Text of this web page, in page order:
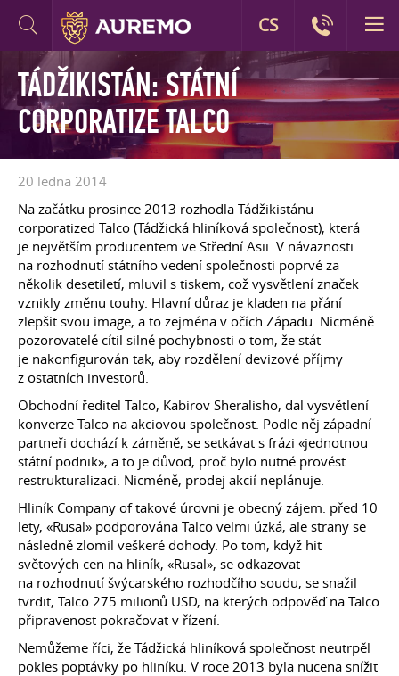
TÁDŽIKISTÁN: STÁTNÍ
CORPORATIZE TALCO
20 ledna 2014
Na začátku prosince 2013 rozhodla Tádžikistánu
corporatized Talco (Tádžická hliníková společnost), která
je největším producentem ve Střední Asii. V návaznosti
na rozhodnutí státního vedení společnosti poprvé za
několik desetiletí, mluvil s tiskem, což vysvětlení značek
vznikly změnu touhy. Hlavní důraz je kladen na přání
zlepšit svou image, a to zejména v očích Západu. Nicméně
pozorovatelé cítil silné pochybnosti o tom, že stát
je nakonfigurován tak, aby rozdělení devizové příjmy
z ostatních investorů.
Obchodní ředitel Talco, Kabirov Sheralisho, dal vysvětlení
konverze Talco na akciovou společnost. Podle něj západní
partneři dochází k záměně, se setkávat s frázi «jednotnou
státní podnik», a to je důvod, proč bylo nutné provést
restrukturalizaci. Nicméně, prodej akcií neplánuje.
Hliník Company of takové úrovni je obecný zájem: před 10
lety, «Rusal» podporována Talco velmi úzká, ale strany se
následně zlomil veškeré dohody. Po tom, když hit
světových cen na hliník, «Rusal», se odkazovat
na rozhodnutí švýcarského rozhodčího soudu, se snažil
tvrdit, Talco 275 milionů USD, na kterých odpověď na Talco
připravenost pokračovat v řízení.
Nemůžeme říci, že Tádžická hliníková společnost neutrpěl
pokles poptávky po hliníku. V roce 2013 byla nucena snížit
CS